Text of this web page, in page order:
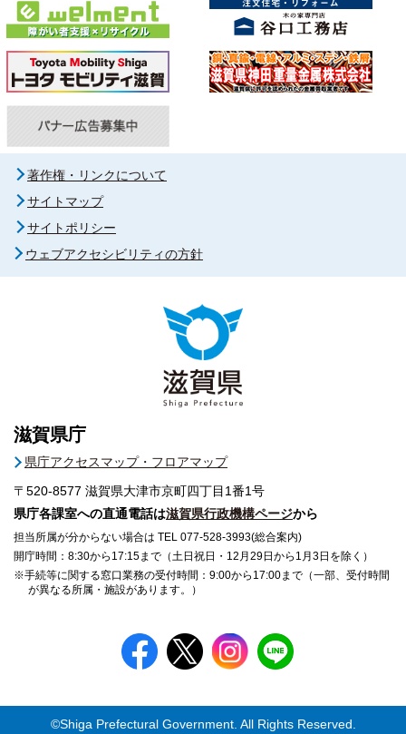
著作権・リンクについて
サイトマップ
サイトポリシー
ウェブアクセシビリティの方針
滋賀県庁
県庁アクセスマップ・フロアマップ
〒520-8577 滋賀県大津市京町四丁目1番1号
県庁各課室への直通電話は滋賀県行政機構ページから
担当所属が分からない場合は TEL 077-528-3993(総合案内)
開庁時間：8:30から17:15まで（土日祝日・12月29日から1月3日を除く）
※手続等に関する窓口業務の受付時間：9:00から17:00まで（一部、受付時間
が異なる所属・施設があります。）
©Shiga Prefectural Government. All Rights Reserved.